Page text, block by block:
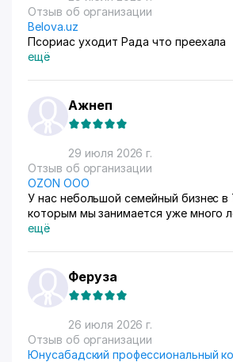
Отзыв об организации
Belova.uz
Псориас уходит Рада что преехала
ещё
Ажнеп
29 июля 2026 г.
Отзыв об организации
OZON ООО
У нас небольшой семейный бизнес в
которым мы занимается уже много
схему ФБС, для нашего Узбекистана
приема. Покупатели из рахных стран
России особенно много, узбекский
любят) За продажами следим через
очень помогает все
само по себе
ещё
Феруза
26 июля 2026 г.
Отзыв об организации
Юнусабадский профессиональный